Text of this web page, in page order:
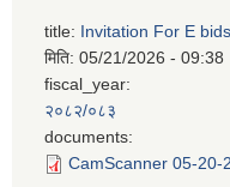
title: Invitation For E
मिति: 05/21/2026 - 09:38
fiscal_year:
२०८२/०८३
documents:
CamScanner 05-20-